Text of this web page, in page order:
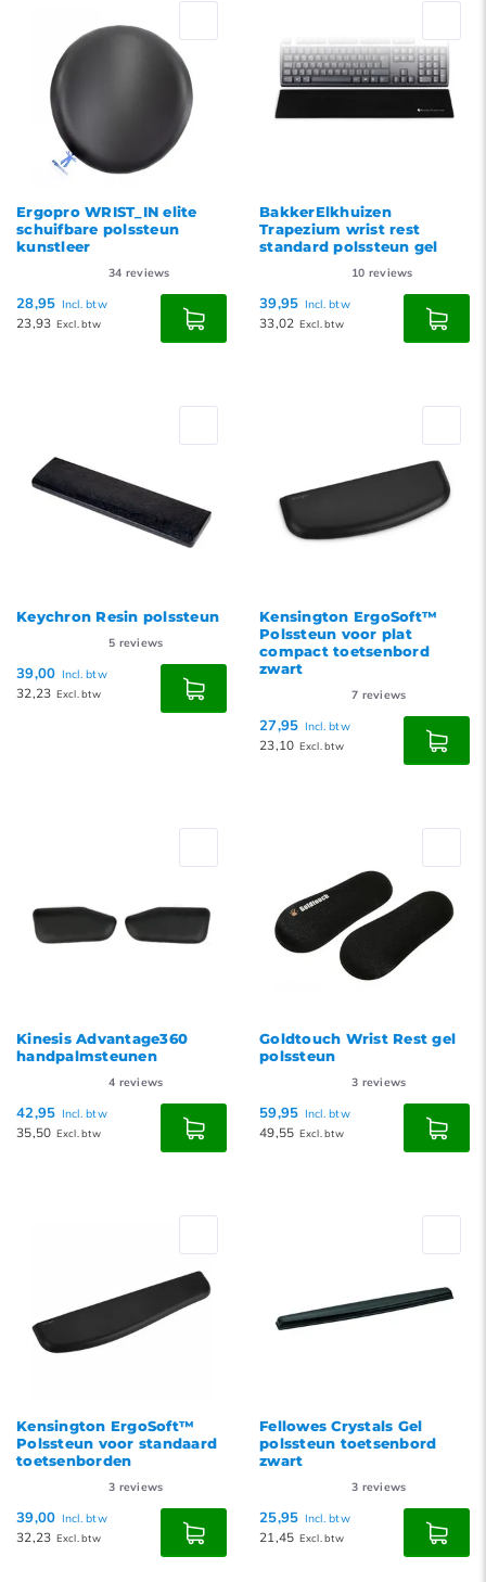
Ergopro WRIST_IN elite
schuifbare polssteun
kunstleer
34 reviews
28,95 Incl. btw
23,93 Excl. btw
BakkerElkhuizen
Trapezium wrist rest
standard polssteun gel
10 reviews
39,95 Incl. btw
33,02 Excl. btw
Keychron Resin polssteun
5 reviews
39,00 Incl. btw
32,23 Excl. btw
Kensington ErgoSoft™
Polssteun voor plat
compact toetsenbord
zwart
7 reviews
27,95 Incl. btw
23,10 Excl. btw
Kinesis Advantage360
handpalmsteunen
4 reviews
42,95 Incl. btw
35,50 Excl. btw
Goldtouch Wrist Rest gel
polssteun
3 reviews
59,95 Incl. btw
49,55 Excl. btw
Kensington ErgoSoft™
Polssteun voor standaard
toetsenborden
3 reviews
39,00 Incl. btw
32,23 Excl. btw
Fellowes Crystals Gel
polssteun toetsenbord
zwart
3 reviews
25,95 Incl. btw
21,45 Excl. btw